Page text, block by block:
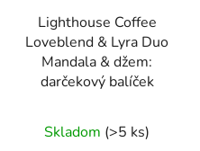
Lighthouse Coffee
Loveblend & Lyra Duo
Mandala & džem:
darčekový balíček
Skladom (>5 ks)